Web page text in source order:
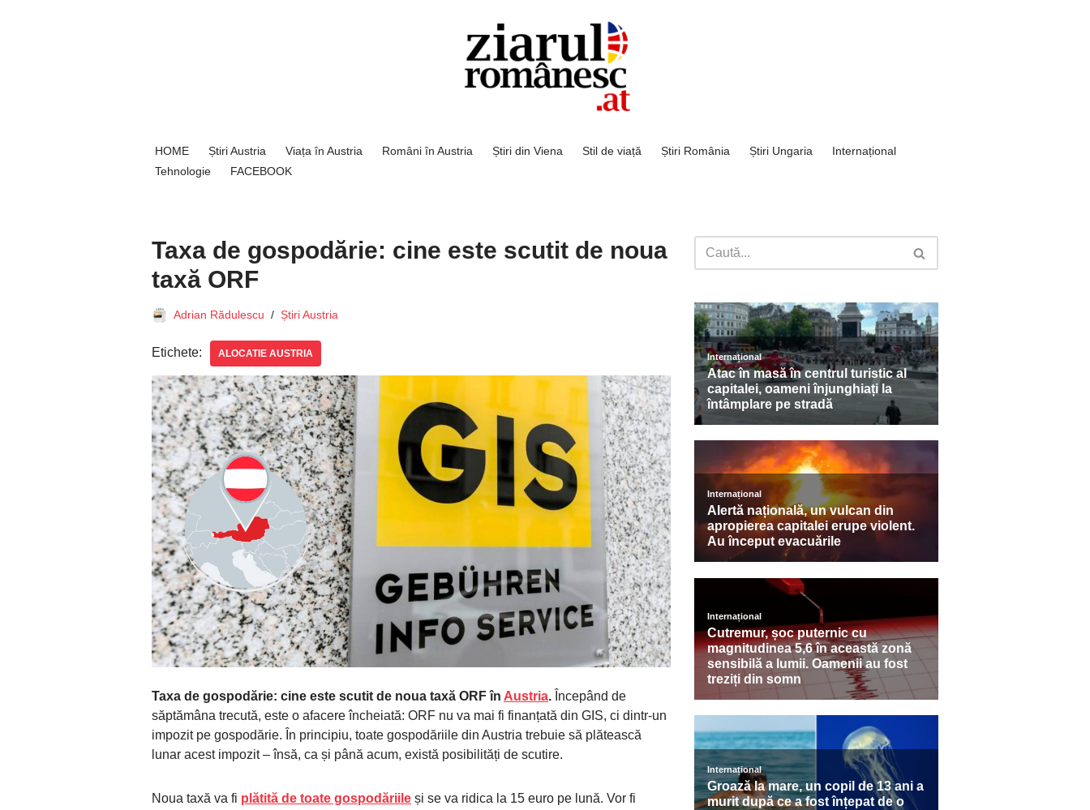
HOME Știri Austria Viața în Austria Români în Austria Știri din Viena Stil de viață Știri România Știri Ungaria
Internațional
Tehnologie
FACEBOOK
Taxa de gospodărie: cine este scutit de noua
taxă ORF
Adrian Rădulescu Știri Austria
Etichete: ALOCATIE AUSTRIA
Taxa de gospodărie: cine este scutit de noua taxă ORF în Austria. Începând de
săptămâna trecută, este o afacere încheiată: ORF nu va mai fi finanțată din GIS, ci dintr-un
impozit pe gospodărie. În principiu, toate gospodăriile din Austria trebuie să plătească
lunar acest impozit – însă, ca și până acum, există posibilități de scutire.
Noua taxă va fi plătită de toate gospodăriile și se va ridica la 15 euro pe lună. Vor fi